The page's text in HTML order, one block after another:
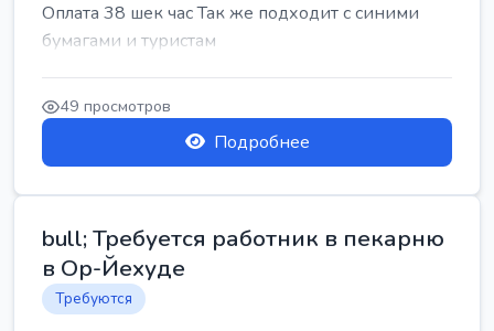
Оплата 38 шек час Так же подходит с синими
бумагами и туристам
49 просмотров
Подробнее
bull; Требуется работник в пекарню
в Ор-Йехуде
Требуются